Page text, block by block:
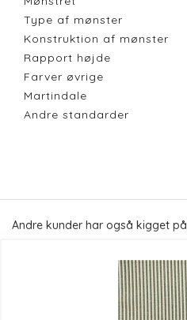
Type af mønster
Konstruktion af mønster
Rapport højde
Farver øvrige
Martindale
Andre standarder
Andre kunder har også kigget på